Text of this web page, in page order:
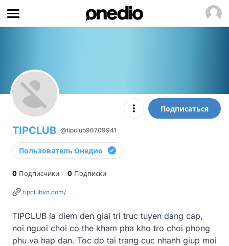
Подписаться
TIPCLUB @tipclub96709941
Пользователь Онедио
0 Подписчики 0 Подписки
tipclubvn.com/
TIPCLUB la diem den giai tri truc tuyen dang cap,
noi nguoi choi co the kham pha kho tro choi phong
phu va hap dan. Toc do tai trang cuc nhanh giup moi